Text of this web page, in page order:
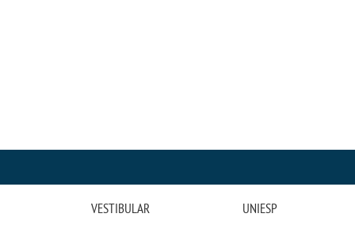
VESTIBULAR UNIESP